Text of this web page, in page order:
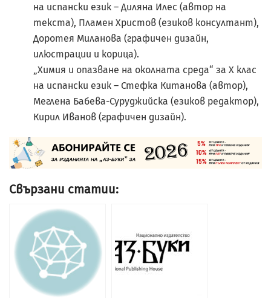
на испански език – Диляна Илес (автор на
текста), Пламен Христов (езиков консултант),
Доротея Миланова (графичен дизайн,
илюстрации и корица).
„Химия и опазване на околната среда“ за X клас
на испански език – Стефка Китанова (автор),
Меглена Бабева-Суруджийска (езиков редактор),
Кирил Иванов (графичен дизайн).
Свързани статии: